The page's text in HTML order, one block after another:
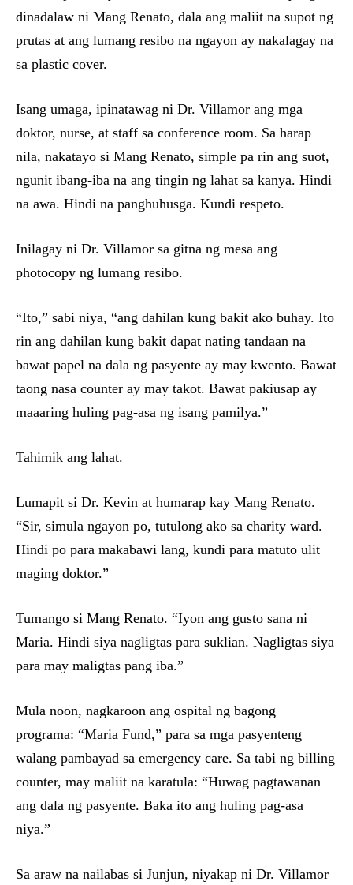
dinadalaw ni Mang Renato, dala ang maliit na supot ng
prutas at ang lumang resibo na ngayon ay nakalagay na
sa plastic cover.
Isang umaga, ipinatawag ni Dr. Villamor ang mga
doktor, nurse, at staff sa conference room. Sa harap
nila, nakatayo si Mang Renato, simple pa rin ang suot,
ngunit ibang-iba na ang tingin ng lahat sa kanya. Hindi
na awa. Hindi na panghuhusga. Kundi respeto.
Inilagay ni Dr. Villamor sa gitna ng mesa ang
photocopy ng lumang resibo.
“Ito,” sabi niya, “ang dahilan kung bakit ako buhay. Ito
rin ang dahilan kung bakit dapat nating tandaan na
bawat papel na dala ng pasyente ay may kwento. Bawat
taong nasa counter ay may takot. Bawat pakiusap ay
maaaring huling pag-asa ng isang pamilya.”
Tahimik ang lahat.
Lumapit si Dr. Kevin at humarap kay Mang Renato.
“Sir, simula ngayon po, tutulong ako sa charity ward.
Hindi po para makabawi lang, kundi para matuto ulit
maging doktor.”
Tumango si Mang Renato. “Iyon ang gusto sana ni
Maria. Hindi siya nagligtas para suklian. Nagligtas siya
para may maligtas pang iba.”
Mula noon, nagkaroon ang ospital ng bagong
programa: “Maria Fund,” para sa mga pasyenteng
walang pambayad sa emergency care. Sa tabi ng billing
counter, may maliit na karatula: “Huwag pagtawanan
ang dala ng pasyente. Baka ito ang huling pag-asa
niya.”
Sa araw na nailabas si Junjun, niyakap ni Dr. Villamor